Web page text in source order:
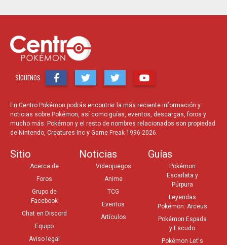
SÍGUENOS
En Centro Pokémon podrás encontrar la más reciente información y
noticias sobre Pokémon, así como guías, eventos, descargas, foros y
mucho más. Pokémon y el resto de nombres relacionados son propiedad
de Nintendo, Creatures Inc y Game Freak 1996-2026.
Sitio
Acerca de
Foros
Grupo de
Facebook
Chat en Discord
Equipo
Aviso legal
Noticias
Videojuegos
Anime
TCG
Eventos
Artículos
Guías
Pokémon
Escarlata y
Púrpura
Leyendas
Pokémon: Arceus
Pokémon Espada
y Escudo
Pokémon Let's